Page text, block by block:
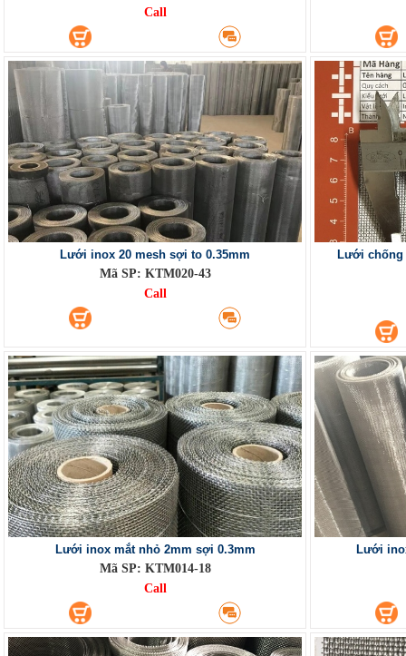
Call
Lưới inox 20 mesh sợi to 0.35mm
Mã SP: KTM020-43
Call
Lưới chống
Lưới inox mắt nhỏ 2mm sợi 0.3mm
Mã SP: KTM014-18
Call
Lưới